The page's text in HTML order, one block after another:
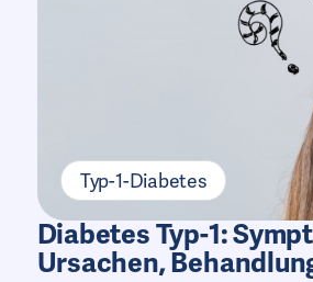
Typ-1-Diabetes
Diabetes Typ-1:
Ursachen,